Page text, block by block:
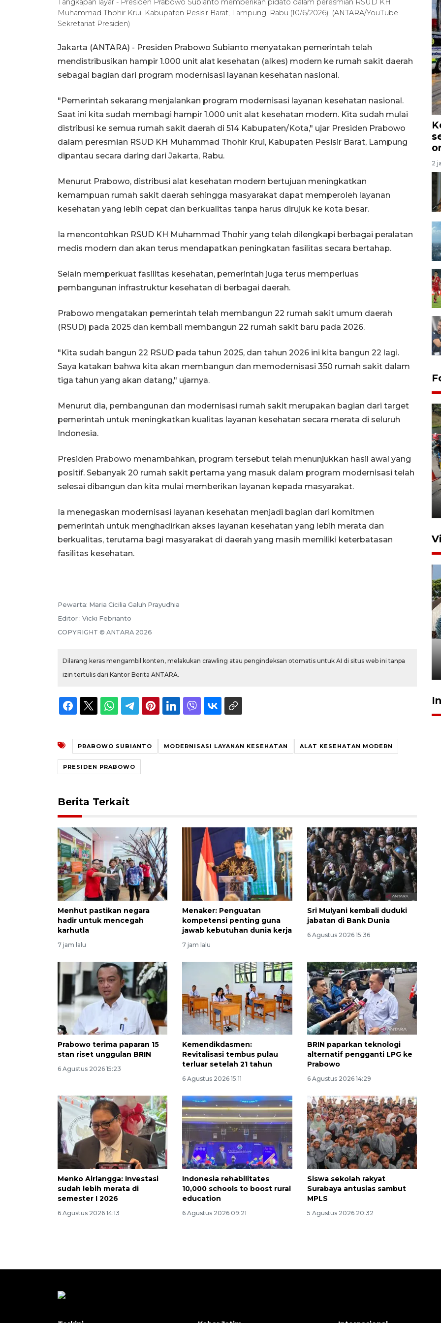
Tangkapan layar - Presiden Prabowo Subianto memberikan pidato dalam peresmian RSUD KH
Muhammad Thohir Krui, Kabupaten Pesisir Barat, Lampung, Rabu (10/6/2026). (ANTARA/YouTube
Sekretariat Presiden)
Jakarta (ANTARA) - Presiden Prabowo Subianto menyatakan pemerintah telah
mendistribusikan hampir 1.000 unit alat kesehatan (alkes) modern ke rumah sakit daerah
sebagai bagian dari program modernisasi layanan kesehatan nasional.
"Pemerintah sekarang menjalankan program modernisasi layanan kesehatan nasional.
Saat ini kita sudah membagi hampir 1.000 unit alat kesehatan modern. Kita sudah mulai
distribusi ke semua rumah sakit daerah di 514 Kabupaten/Kota," ujar Presiden Prabowo
dalam peresmian RSUD KH Muhammad Thohir Krui, Kabupaten Pesisir Barat, Lampung
dipantau secara daring dari Jakarta, Rabu.
Menurut Prabowo, distribusi alat kesehatan modern bertujuan meningkatkan
kemampuan rumah sakit daerah sehingga masyarakat dapat memperoleh layanan
kesehatan yang lebih cepat dan berkualitas tanpa harus dirujuk ke kota besar.
Ia mencontohkan RSUD KH Muhammad Thohir yang telah dilengkapi berbagai peralatan
medis modern dan akan terus mendapatkan peningkatan fasilitas secara bertahap.
Selain memperkuat fasilitas kesehatan, pemerintah juga terus memperluas
pembangunan infrastruktur kesehatan di berbagai daerah.
Prabowo mengatakan pemerintah telah membangun 22 rumah sakit umum daerah
(RSUD) pada 2025 dan kembali membangun 22 rumah sakit baru pada 2026.
"Kita sudah bangun 22 RSUD pada tahun 2025, dan tahun 2026 ini kita bangun 22 lagi.
Saya katakan bahwa kita akan membangun dan memodernisasi 350 rumah sakit dalam
tiga tahun yang akan datang," ujarnya.
Menurut dia, pembangunan dan modernisasi rumah sakit merupakan bagian dari target
pemerintah untuk meningkatkan kualitas layanan kesehatan secara merata di seluruh
Indonesia.
Presiden Prabowo menambahkan, program tersebut telah menunjukkan hasil awal yang
positif. Sebanyak 20 rumah sakit pertama yang masuk dalam program modernisasi telah
selesai dibangun dan kita mulai memberikan layanan kepada masyarakat.
Ia menegaskan modernisasi layanan kesehatan menjadi bagian dari komitmen
pemerintah untuk menghadirkan akses layanan kesehatan yang lebih merata dan
berkualitas, terutama bagi masyarakat di daerah yang masih memiliki keterbatasan
fasilitas kesehatan.
Pewarta: Maria Cicilia Galuh Prayudhia
Editor : Vicki Febrianto
COPYRIGHT © ANTARA 2026
Dilarang keras mengambil konten, melakukan crawling atau pengindeksan otomatis untuk AI di situs web ini tanpa
izin tertulis dari Kantor Berita ANTARA.
PRABOWO SUBIANTO MODERNISASI LAYANAN KESEHATAN ALAT KESEHATAN MODERN
PRESIDEN PRABOWO
Berita Terkait
Menhut pastikan negara
hadir untuk mencegah
karhutla
7 jam lalu
Menaker: Penguatan
kompetensi penting guna
jawab kebutuhan dunia kerja
7 jam lalu
Sri Mulyani kembali duduki
jabatan di Bank Dunia
6 Agustus 2026 15:36
Prabowo terima paparan 15
stan riset unggulan BRIN
6 Agustus 2026 15:23
Kemendikdasmen:
Revitalisasi tembus pulau
terluar setelah 21 tahun
6 Agustus 2026 15:11
BRIN paparkan teknologi
alternatif pengganti LPG ke
Prabowo
6 Agustus 2026 14:29
Menko Airlangga: Investasi
sudah lebih merata di
semester I 2026
6 Agustus 2026 14:13
Indonesia rehabilitates
10,000 schools to boost rural
education
6 Agustus 2026 09:21
Siswa sekolah rakyat
Surabaya antusias sambut
MPLS
5 Agustus 2026 20:32
2
Peningkatan perputaran
ekonomi Piala Presiden 2026
Ekspedisi Rupiah Berdaulat
2026 sambangi Papua
2026-08-06 13:15:00